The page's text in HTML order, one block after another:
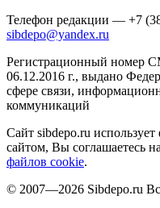
Телефон редакции — +7
sibdepo@yandex.ru
Регистрационный
06.12.2016 г., выдано
сфере связи,
коммуникаций
Сайт sibdepo.ru
сайтом, Вы соглашаетесь
файлов cookie.
© 2007—2026 Sibdepo.ru